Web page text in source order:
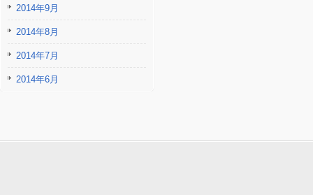
2014年9月
2014年8月
2014年7月
2014年6月